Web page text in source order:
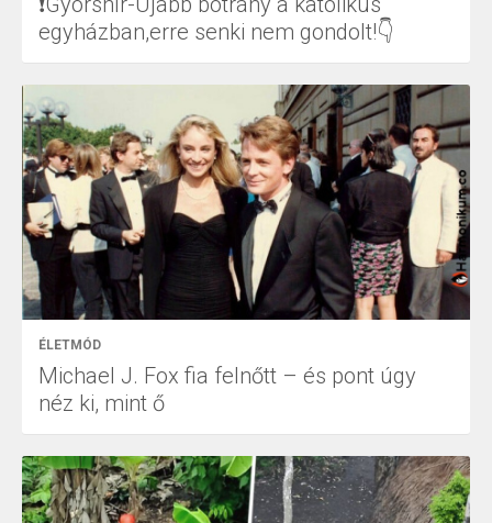
egyházban,erre senki nem gondolt!👇
ÉLETMÓD
Michael J. Fox fia felnőtt – és pont úgy
néz ki, mint ő